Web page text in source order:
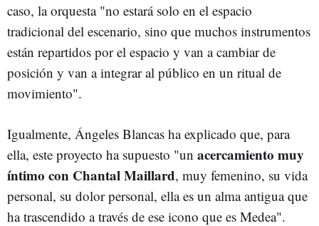
caso, la orquesta "no estará solo en el espacio
tradicional del escenario, sino que muchos instrumentos
están repartidos por el espacio y van a cambiar de
posición y van a integrar al público en un ritual de
movimiento".
Igualmente, Ángeles Blancas ha explicado que, para
ella, este proyecto ha supuesto "un acercamiento muy
íntimo con Chantal Maillard, muy femenino, su vida
personal, su dolor personal, ella es un alma antigua que
ha trascendido a través de ese icono que es Medea".